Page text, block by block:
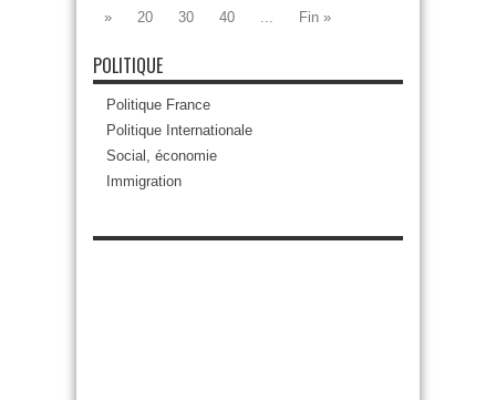
»
20 30 40 ... Fin »
POLITIQUE
Politique France
Politique Internationale
Social, économie
Immigration